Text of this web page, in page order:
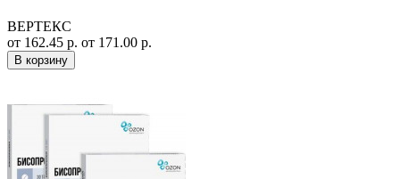
ВЕРТЕКС
от 162.45 р. от 171.00 р.
В корзину